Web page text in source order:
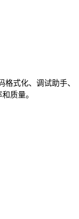
式化、调试助手、
质量。